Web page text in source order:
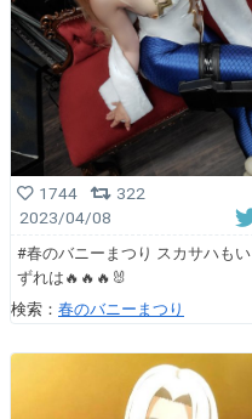
1744
322
2023/04/08
#春のバニーまつり スカサハもい
ずれは🔥🔥🔥🐰
検索： 春のバニーまつり